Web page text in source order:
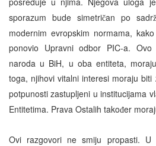
sporazum bude simetričan po sadr
modernim evropskim normama,
ponovio Upravni odbor PIC-a. Ovo
naroda u BiH, u oba entiteta,
toga, njihovi vitalni interesi moraju biti
potpunosti zastupljeni u institucijama
Entitetima. Prava Ostalih također
Ovi razgovori ne smiju propasti. U